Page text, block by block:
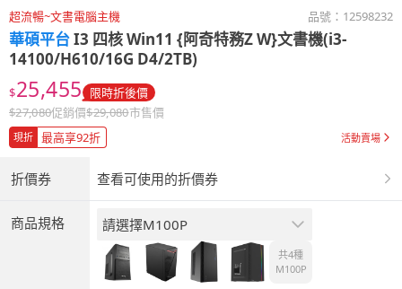
超流暢~文書電腦主機 品號： 12598232
華碩平台I3 四核 Win11 {阿奇特務Z W}文書機(i3-
14100/H610/16G D4/2TB)
$25,455 限時折後價
$27,080促銷價$29,080市售價
現折 最高享92折 活動賣場
折價券 查看可使用的折價券
商品規格 請選擇M100P
共4種
M100P